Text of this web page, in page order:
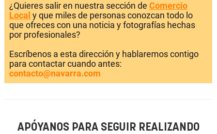
¿Quieres salir en nuestra sección de Comercio
Local y que miles de personas conozcan todo lo
que ofreces con una noticia y fotografías hechas
por profesionales?
Escríbenos a esta dirección y hablaremos contigo
para contactar cuando antes:
contacto@navarra.com
APÓYANOS PARA SEGUIR REALIZANDO